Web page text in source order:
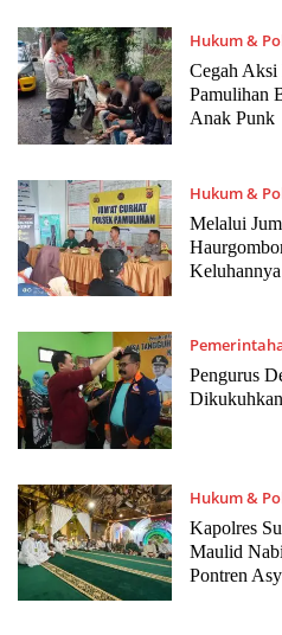
Hukum &
Cegah Aksi
Pamulihan
Anak Punk
Hukum &
Melalui
Keluhannya
Pengurus
Hukum &
Kapolres
Maulid
Pontren